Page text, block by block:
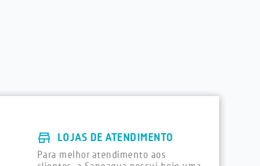
LOJAS DE ATENDIMENTO
Para melhor atendimento aos